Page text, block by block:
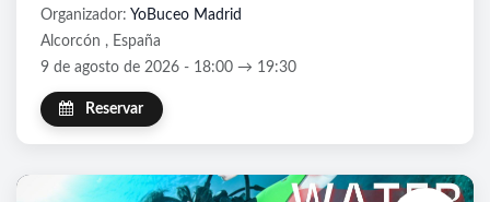
Organizador: YoBuceo Madrid
Alcorcón , España
9 de agosto de 2026 - 18:00 → 19:30
Reservar